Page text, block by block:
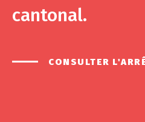
cantonal.
CONSULTER